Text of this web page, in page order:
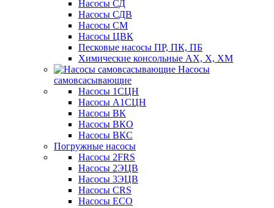
Насосы СД
Насосы СДВ
Насосы СМ
Насосы ЦВК
Песковые насосы ПР, ПК, ПБ
Химические консольные АХ, Х, ХМ
Насосы
самовсасывающие
Насосы 1СЦН
Насосы А1СЦН
Насосы ВК
Насосы ВКО
Насосы ВКС
Погружные насосы
Насосы 2FRS
Насосы 2ЭЦВ
Насосы 3ЭЦВ
Насосы CRS
Насосы ECO